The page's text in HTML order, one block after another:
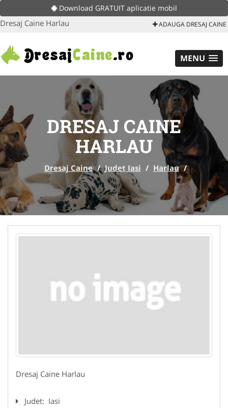
Download GRATUIT aplicatie mobil
Dresaj Caine Harlau ADAUGA DRESAJ CAINE
MENU
DRESAJ CAINE
HARLAU
Dresaj Caine / Judet Iasi / Harlau /
Dresaj Caine Harlau
Judet: Iasi